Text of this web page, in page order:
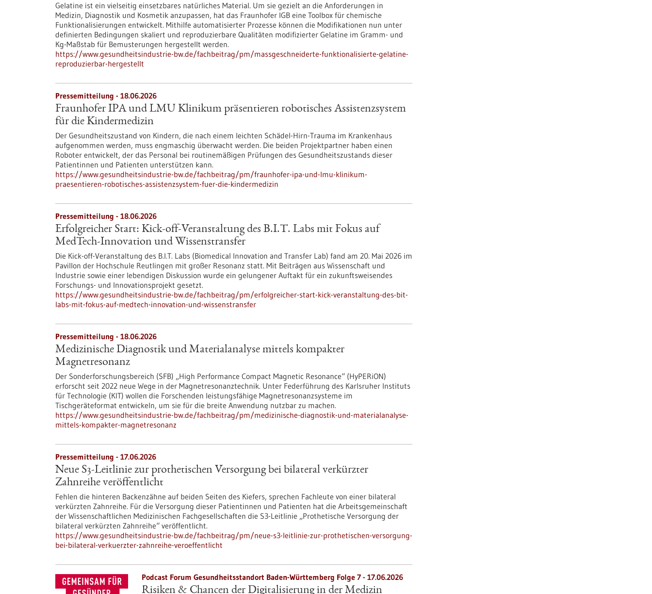
Gelatine ist ein vielseitig einsetzbares natürliches Material. Um sie gezielt an die Anforderungen in
Medizin, Diagnostik und Kosmetik anzupassen, hat das Fraunhofer IGB eine Toolbox für chemische
Funktionalisierungen entwickelt. Mithilfe automatisierter Prozesse können die Modifikationen nun unter
definierten Bedingungen skaliert und reproduzierbare Qualitäten modifizierter Gelatine im Gramm- und
Kg-Maßstab für Bemusterungen hergestellt werden.
https://www.gesundheitsindustrie-bw.de/fachbeitrag/pm/massgeschneiderte-funktionalisierte-gelatine-
reproduzierbar-hergestellt
Pressemitteilung - 18.06.2026
Fraunhofer IPA und LMU Klinikum präsentieren robotisches Assistenzsystem
für die Kindermedizin
Der Gesundheitszustand von Kindern, die nach einem leichten Schädel-Hirn-Trauma im Krankenhaus
aufgenommen werden, muss engmaschig überwacht werden. Die beiden Projektpartner haben einen
Roboter entwickelt, der das Personal bei routinemäßigen Prüfungen des Gesundheitszustands dieser
Patientinnen und Patienten unterstützen kann.
https://www.gesundheitsindustrie-bw.de/fachbeitrag/pm/fraunhofer-ipa-und-lmu-klinikum-
praesentieren-robotisches-assistenzsystem-fuer-die-kindermedizin
Pressemitteilung - 18.06.2026
Erfolgreicher Start: Kick-off-Veranstaltung des B.I.T. Labs mit Fokus auf
MedTech-Innovation und Wissenstransfer
Die Kick-off-Veranstaltung des B.I.T. Labs (Biomedical Innovation and Transfer Lab) fand am 20. Mai 2026 im
Pavillon der Hochschule Reutlingen mit großer Resonanz statt. Mit Beiträgen aus Wissenschaft und
Industrie sowie einer lebendigen Diskussion wurde ein gelungener Auftakt für ein zukunftsweisendes
Forschungs- und Innovationsprojekt gesetzt.
https://www.gesundheitsindustrie-bw.de/fachbeitrag/pm/erfolgreicher-start-kick-veranstaltung-des-bit-
labs-mit-fokus-auf-medtech-innovation-und-wissenstransfer
Pressemitteilung - 18.06.2026
Medizinische Diagnostik und Materialanalyse mittels kompakter
Magnetresonanz
Der Sonderforschungsbereich (SFB) „High Performance Compact Magnetic Resonance“ (HyPERiON)
erforscht seit 2022 neue Wege in der Magnetresonanztechnik. Unter Federführung des Karlsruher Instituts
für Technologie (KIT) wollen die Forschenden leistungsfähige Magnetresonanzsysteme im
Tischgeräteformat entwickeln, um sie für die breite Anwendung nutzbar zu machen.
https://www.gesundheitsindustrie-bw.de/fachbeitrag/pm/medizinische-diagnostik-und-materialanalyse-
mittels-kompakter-magnetresonanz
Pressemitteilung - 17.06.2026
Neue S3-​Leitlinie zur prothetischen Versorgung bei bilateral verkürzter
Zahnreihe veröffentlicht
Fehlen die hinteren Backenzähne auf beiden Seiten des Kiefers, sprechen Fachleute von einer bilateral
verkürzten Zahnreihe. Für die Versorgung dieser Patientinnen und Patienten hat die Arbeitsgemeinschaft
der Wissenschaftlichen Medizinischen Fachgesellschaften die S3-​Leitlinie „Prothetische Versorgung der
bilateral verkürzten Zahnreihe“ veröffentlicht.
https://www.gesundheitsindustrie-bw.de/fachbeitrag/pm/neue-s3-leitlinie-zur-prothetischen-versorgung-
bei-bilateral-verkuerzter-zahnreihe-veroeffentlicht
Podcast Forum Gesundheitsstandort Baden-Württemberg Folge 7 - 17.06.2026
Risiken & Chancen der Digitalisierung in der Medizin